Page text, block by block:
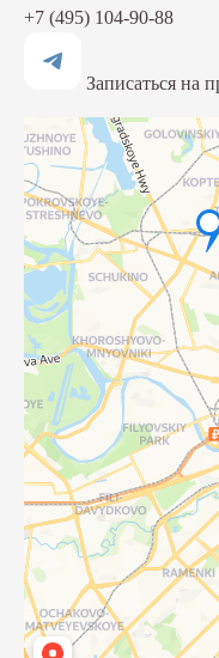
+7 (495) 104-90-88
Записаться на